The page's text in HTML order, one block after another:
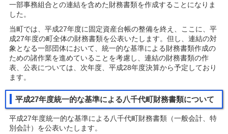
一部事務組合との連結を含めた財務書類を作成することになりま
した。
当町では、平成27年度に固定資産台帳の整備を終え、ここに、平
成27年度の町全体の財務書類を公表いたします。但し、連結の対
象となる一部団体において、統一的な基準による財務書類作成の
ための諸作業を進めていることを考慮し、連結の財務書類の作
表、公表については、次年度、平成28年度決算から予定しており
ます。
平成27年度統一的な基準による八千代町財務書類について
平成27年度統一的な基準による八千代町財務書類（一般会計、特
別会計）を公表いたします。